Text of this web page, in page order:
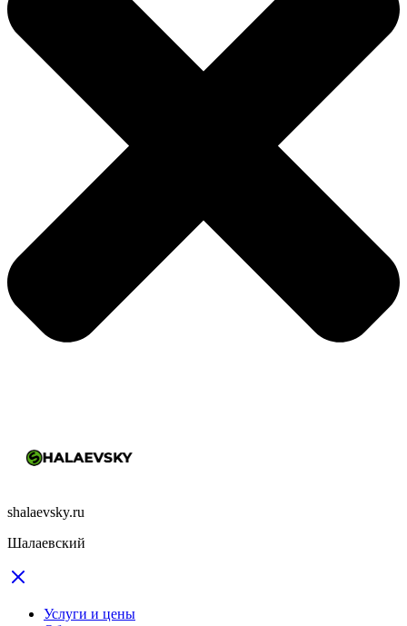
shalaevsky.ru
Шалаевский
Услуги и цены